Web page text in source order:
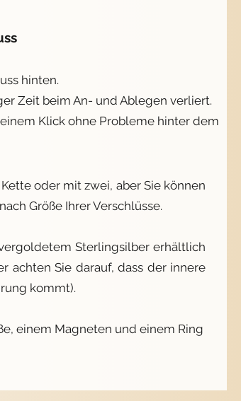
hinten.
Zeit beim An- und Ablegen verliert.
Klick ohne Probleme hinter dem
oder mit zwei, aber Sie können
Größe Ihrer Verschlüsse.
Sterlingsilber erhältlich
achten Sie darauf, dass der innere
kommt).
einem Magneten und einem Ring